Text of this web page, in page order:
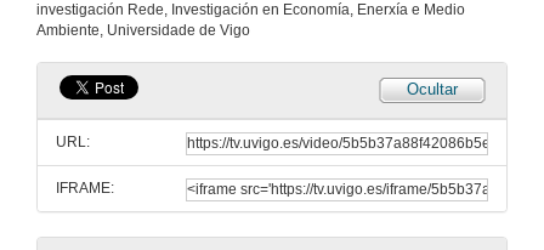
investigación Rede, Investigación en Economía, Enerxía e Medio
Ambiente, Universidade de Vigo
Ocultar
URL:
IFRAME: